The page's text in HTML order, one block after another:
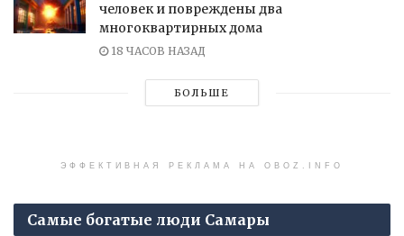
человек и повреждены два
многоквартирных дома
18 ЧАСОВ НАЗАД
БОЛЬШЕ
ЭФФЕКТИВНАЯ РЕКЛАМА НА OBOZ.INFO
Самые богатые люди Самары